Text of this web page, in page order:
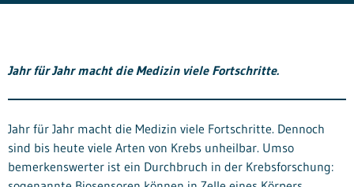
Jahr für Jahr macht die Medizin viele Fortschritte.
Jahr für Jahr macht die Medizin viele Fortschritte. Dennoch
sind bis heute viele Arten von Krebs unheilbar. Umso
bemerkenswerter ist ein Durchbruch in der Krebsforschung: